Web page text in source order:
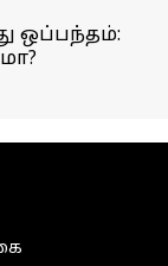
ஒப்பந்தம்: